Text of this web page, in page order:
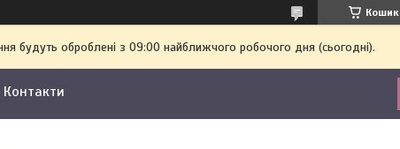
Кошик
будуть оброблені з 09:00 найближчого робочого дня (сьогодні).
Контакти